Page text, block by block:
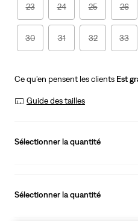
23 24 25 26
30 31 32 33
Ce qu’en pensent les clients Est
Guide des tailles
Sélectionner la quantité
Sélectionner la quantité